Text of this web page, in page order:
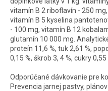
vitamín B 2 riboflavín - 250
vitamín B 5 kyselina
- 100 mg, vitamín B 12
glutamín 10 000 mg.
proteín 11,6 %, tuk 2,61 %,
0,15 %, škrob 3, 4 %, cukry 0,55
Odporúčané dávkovanie pre
Prevencia jarnej pastvy,